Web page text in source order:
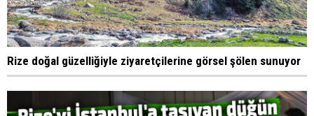
Rize doğal güzelliğiyle ziyaretçilerine görsel şölen sunuyor